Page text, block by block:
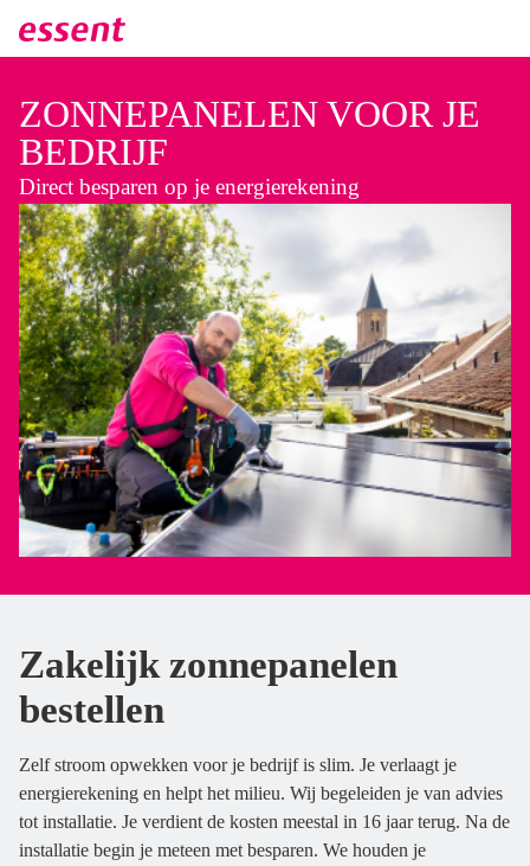
Direct naar hoofdinhoud
ZONNEPANELEN VOOR JE
BEDRIJF
Direct besparen op je energierekening
Zakelijk zonnepanelen
bestellen
Zelf stroom opwekken voor je bedrijf is slim. Je verlaagt je
energierekening en helpt het milieu. Wij begeleiden je van advies
tot installatie. Je verdient de kosten meestal in 16 jaar terug. Na de
installatie begin je meteen met besparen. We houden je